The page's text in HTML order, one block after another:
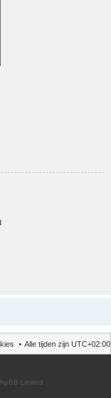
Alle tijden zijn UTC+02:00
Limited